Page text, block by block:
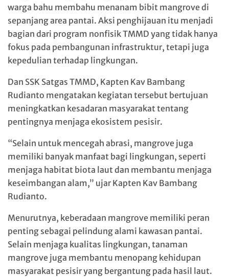
warga bahu membahu menanam bibit mangrove di
sepanjang area pantai. Aksi penghijauan itu menjadi
bagian dari program nonfisik TMMD yang tidak hanya
fokus pada pembangunan infrastruktur, tetapi juga
kepedulian terhadap lingkungan.
Dan SSK Satgas TMMD, Kapten Kav Bambang
Rudianto mengatakan kegiatan tersebut bertujuan
meningkatkan kesadaran masyarakat tentang
pentingnya menjaga ekosistem pesisir.
“Selain untuk mencegah abrasi, mangrove juga
memiliki banyak manfaat bagi lingkungan, seperti
menjaga habitat biota laut dan membantu menjaga
keseimbangan alam,” ujar Kapten Kav Bambang
Rudianto.
Menurutnya, keberadaan mangrove memiliki peran
penting sebagai pelindung alami kawasan pantai.
Selain menjaga kualitas lingkungan, tanaman
mangrove juga membantu menopang kehidupan
masyarakat pesisir yang bergantung pada hasil laut.